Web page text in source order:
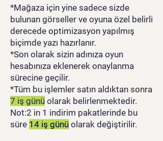
*Mağaza için yine sadece sizde
bulunan görseller ve oyuna özel belirli
derecede optimizasyon yapılmış
biçimde yazı hazırlanır.
*Son olarak sizin adınıza oyun
hesabınıza eklenerek onaylanma
sürecine geçilir.
*Tüm bu işlemler satın aldıktan sonra
7 iş günü olarak belirlenmektedir.
Not:2 in 1 indirim pakatlerinde bu
süre 14 iş günü olarak değiştirilir.